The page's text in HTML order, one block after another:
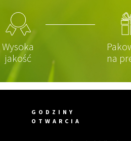
Wysoka
jakość
na
GODZINY
OTWARCIA